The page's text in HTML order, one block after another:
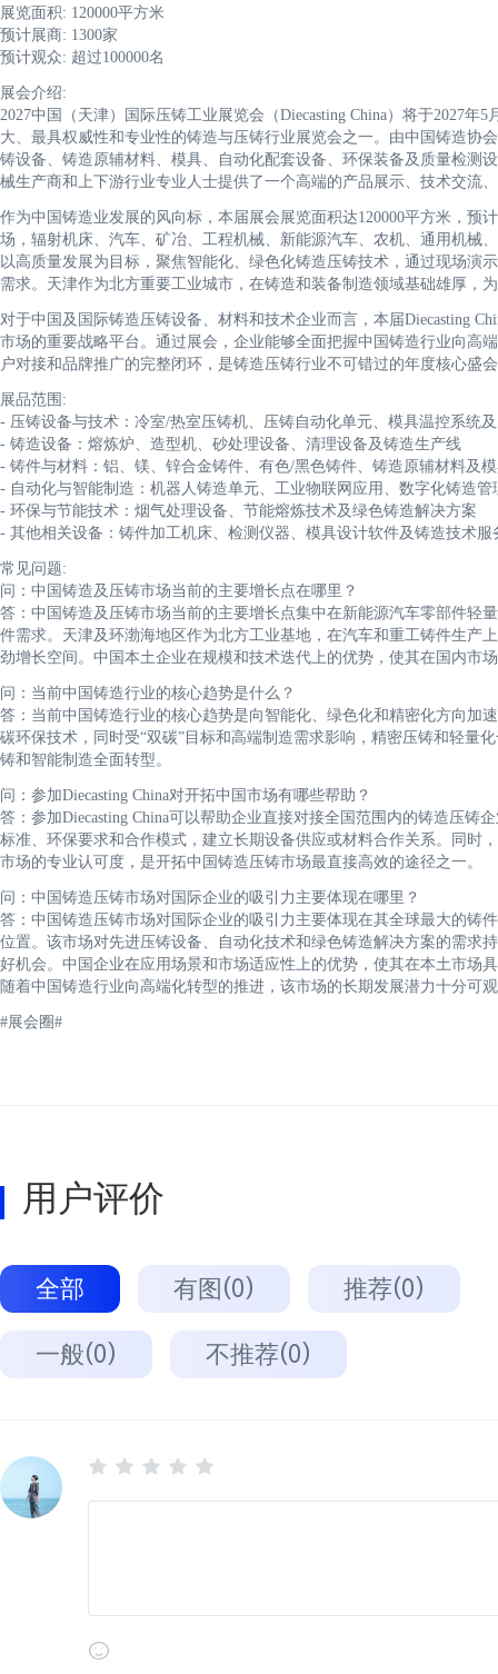
展览面积: 120000平方米
预计展商: 1300家
预计观众: 超过100000名
展会介绍:
2027中国（天津）国际压铸工业展览会（Diecasting China）将于2027
大、最具权威性和专业性的铸造与压铸行业展览会之一。由中国铸造协
铸设备、铸造原辅材料、模具、自动化配套设备、环保装备及质量检测
械生产商和上下游行业专业人士提供了一个高端的产品展示、技术交流
作为中国铸造业发展的风向标，本届展会展览面积达120000平方米，预
场，辐射机床、汽车、矿冶、工程机械、新能源汽车、农机、通用机械
以高质量发展为目标，聚焦智能化、绿色化铸造压铸技术，通过现场演
需求。天津作为北方重要工业城市，在铸造和装备制造领域基础雄厚，
对于中国及国际铸造压铸设备、材料和技术企业而言，本届Diecasting
市场的重要战略平台。通过展会，企业能够全面把握中国铸造行业向高
户对接和品牌推广的完整闭环，是铸造压铸行业不可错过的年度核心盛
展品范围:
- 压铸设备与技术：冷室/热室压铸机、压铸自动化单元、模具温控系统
- 铸造设备：熔炼炉、造型机、砂处理设备、清理设备及铸造生产线
- 铸件与材料：铝、镁、锌合金铸件、有色/黑色铸件、铸造原辅材料及
- 自动化与智能制造：机器人铸造单元、工业物联网应用、数字化铸造
- 环保与节能技术：烟气处理设备、节能熔炼技术及绿色铸造解决方案
- 其他相关设备：铸件加工机床、检测仪器、模具设计软件及铸造技术
常见问题:
问：中国铸造及压铸市场当前的主要增长点在哪里？
答：中国铸造及压铸市场当前的主要增长点集中在新能源汽车零部件轻
件需求。天津及环渤海地区作为北方工业基地，在汽车和重工铸件生产
劲增长空间。中国本土企业在规模和技术迭代上的优势，使其在国内市
问：当前中国铸造行业的核心趋势是什么？
答：当前中国铸造行业的核心趋势是向智能化、绿色化和精密化方向加
碳环保技术，同时受“双碳”目标和高端制造需求影响，精密压铸和轻量
铸和智能制造全面转型。
问：参加Diecasting China对开拓中国市场有哪些帮助？
答：参加Diecasting China可以帮助企业直接对接全国范围内的铸造压
标准、环保要求和合作模式，建立长期设备供应或材料合作关系。同时
市场的专业认可度，是开拓中国铸造压铸市场最直接高效的途径之一。
问：中国铸造压铸市场对国际企业的吸引力主要体现在哪里？
答：中国铸造压铸市场对国际企业的吸引力主要体现在其全球最大的铸
位置。该市场对先进压铸设备、自动化技术和绿色铸造解决方案的需求
好机会。中国企业在应用场景和市场适应性上的优势，使其在本土市场
随着中国铸造行业向高端化转型的推进，该市场的长期发展潜力十分可
#展会圈#
用户评价
全部 有图(0) 推荐(0)
一般(0) 不推荐(0)